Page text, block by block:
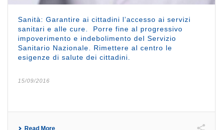
Sanità: Garantire ai cittadini l’accesso ai servizi
sanitari e alle cure. Porre fine al progressivo
impoverimento e indebolimento del Servizio
Sanitario Nazionale. Rimettere al centro le
esigenze di salute dei cittadini.
15/09/2016
Read More